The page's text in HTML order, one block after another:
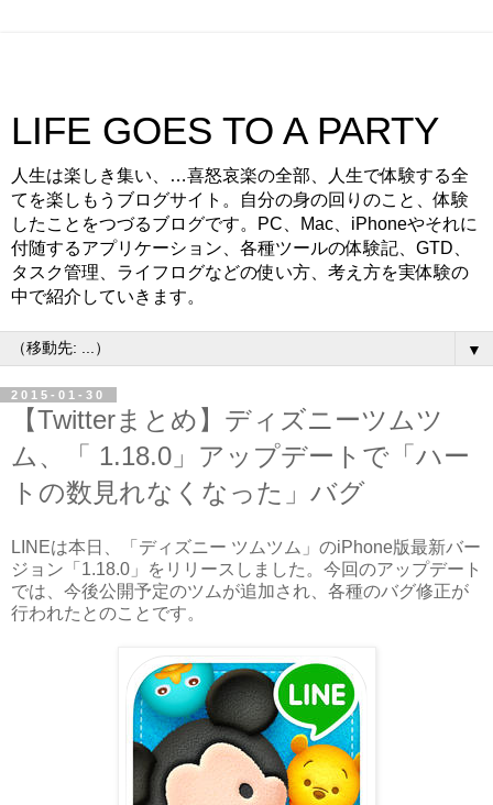
LIFE GOES TO A PARTY
人生は楽しき集い、…喜怒哀楽の全部、人生で体験する全
てを楽しもうブログサイト。自分の身の回りのこと、体験
したことをつづるブログです。PC、Mac、iPhoneやそれに
付随するアプリケーション、各種ツールの体験記、GTD、
タスク管理、ライフログなどの使い方、考え方を実体験の
中で紹介していきます。
▼
2015-01-30
【Twitterまとめ】ディズニーツムツ
ム、「 1.18.0」アップデートで「ハー
トの数見れなくなった」バグ
LINEは本日、「ディズニー ツムツム」のiPhone版最新バー
ジョン「1.18.0」をリリースしました。今回のアップデート
では、今後公開予定のツムが追加され、各種のバグ修正が
行われたとのことです。